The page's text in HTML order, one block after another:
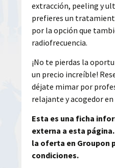
extracción, peeling y
prefieres un
por la opción que
radiofrecuencia.
¡No te pierdas la
un precio increíble!
déjate mimar por
relajante y acogedor
Esta es una ficha
externa a esta
la oferta en Groupon
condiciones.